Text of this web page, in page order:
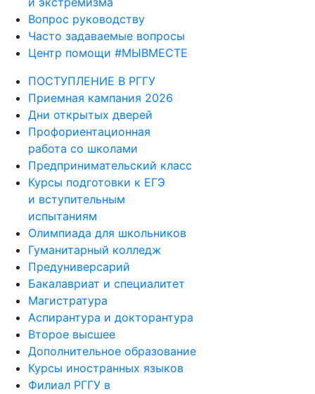
Вопрос руководству
Часто задаваемые вопросы
Центр помощи #МЫВМЕСТЕ
ПОСТУПЛЕНИЕ В РГГУ
Приемная кампания 2026
Дни открытых дверей
Профориентационная
работа со школами
Предпринимательский класс
Курсы подготовки к ЕГЭ
и вступительным
испытаниям
Олимпиада для школьников
Гуманитарный колледж
Предуниверсарий
Бакалавриат и специалитет
Магистратура
Аспирантура и докторантура
Второе высшее
Дополнительное образование
Курсы иностранных языков
Филиал РГГУ в